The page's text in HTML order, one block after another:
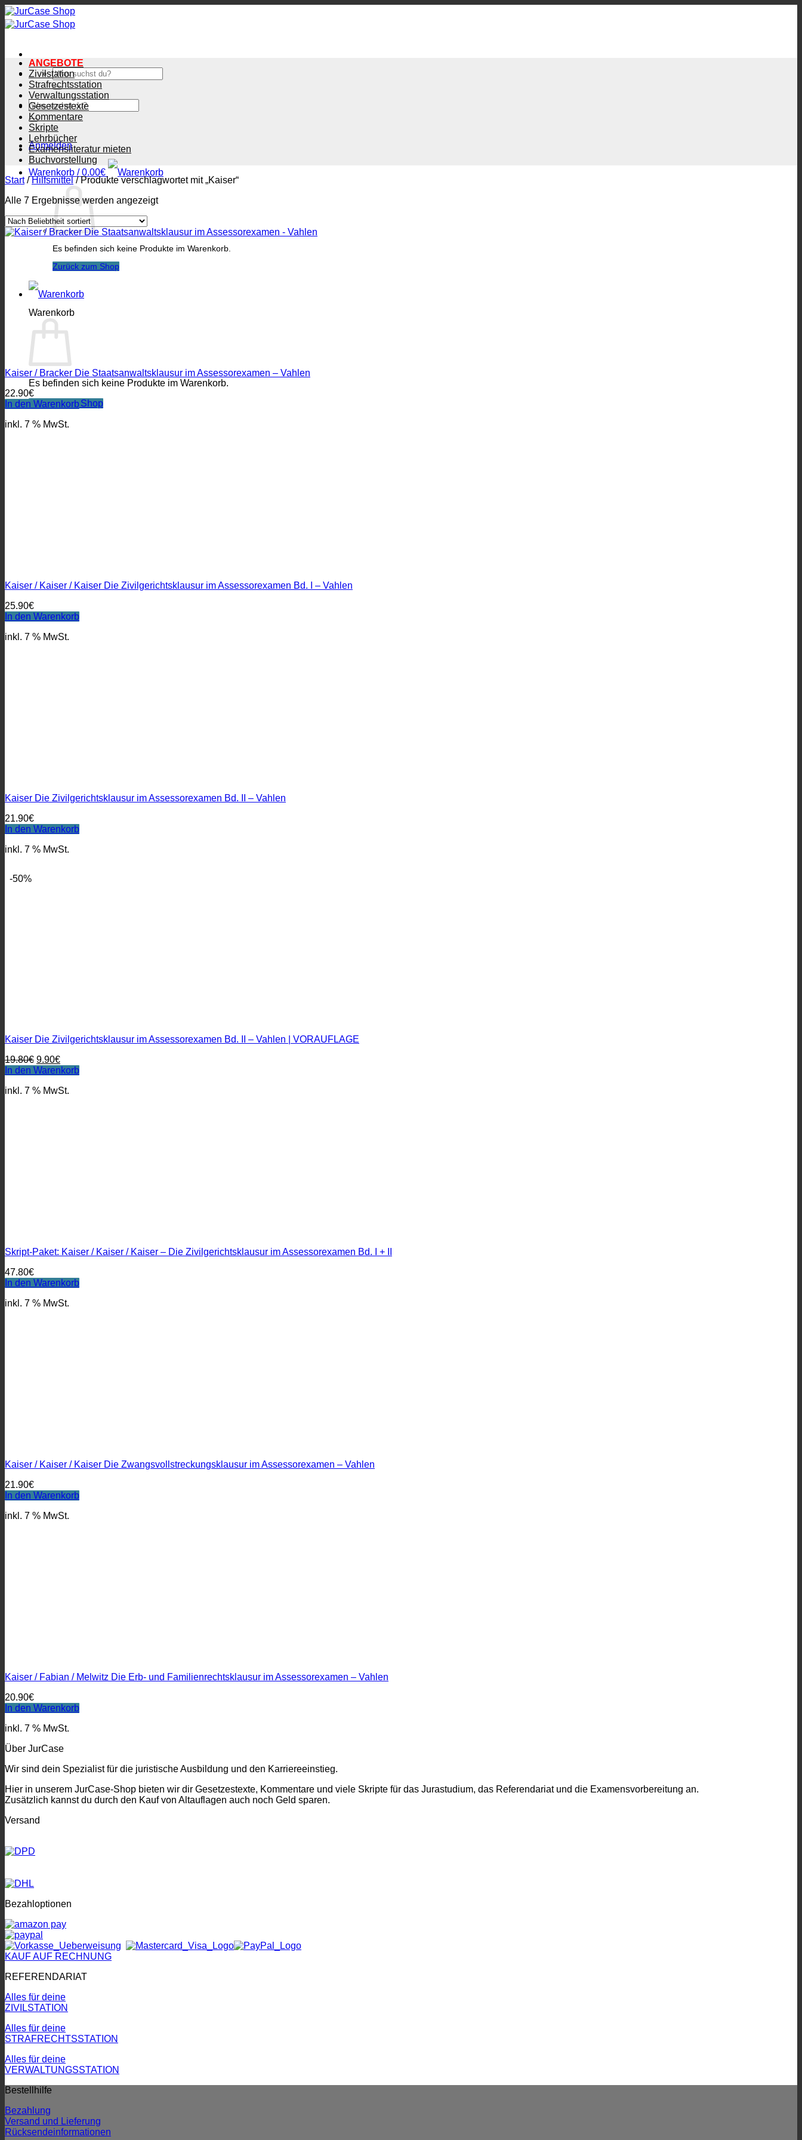
Zum
Inhalt
springen
Suchen
nach:
Suchen
nach:
Anmelden
Warenkorb /0.00€
Es befinden sich keine Produkte im Warenkorb.
Zurück zum Shop
Warenkorb
Es befinden sich keine Produkte im Warenkorb.
Zurück zum Shop
ANGEBOTE
Zivilstation
Strafrechtsstation
Verwaltungsstation
Gesetzestexte
Kommentare
Skripte
Lehrbücher
Examensliteratur mieten
Buchvorstellung
Start / Hilfsmittel /Produkte verschlagwortet mit „Kaiser“
Alle 7 Ergebnisse werden angezeigtNach
Kaiser / Bracker Die Staatsanwaltsklausur im Assessorexamen – Vahlen
22.90€
In den Warenkorb
inkl. 7 % MwSt.
Kaiser / Kaiser / Kaiser Die Zivilgerichtsklausur im Assessorexamen Bd. I – Vahlen
25.90€
In den Warenkorb
inkl. 7 % MwSt.
Kaiser Die Zivilgerichtsklausur im Assessorexamen Bd. II – Vahlen
21.90€
In den Warenkorb
inkl. 7 % MwSt.
-50%
Kaiser Die Zivilgerichtsklausur im Assessorexamen Bd. II – Vahlen | VORAUFLAGE
19.80€ Ursprünglicher
Preis
19.80€
9.90€Aktueller
Preis
9.90€.
In den Warenkorb
inkl. 7 % MwSt.
Skript-Paket: Kaiser / Kaiser / Kaiser – Die Zivilgerichtsklausur im Assessorexamen Bd. I + II
47.80€
In den Warenkorb
inkl. 7 % MwSt.
Kaiser / Kaiser / Kaiser Die Zwangsvollstreckungsklausur im Assessorexamen – Vahlen
21.90€
In den Warenkorb
inkl. 7 % MwSt.
Kaiser / Fabian / Melwitz Die Erb- und Familienrechtsklausur im Assessorexamen – Vahlen
20.90€
In den Warenkorb
inkl. 7 % MwSt.
Über JurCase
Wir sind dein Spezialist für die juristische Ausbildung und den Karriereeinstieg.
Hier in unserem JurCase-Shop bieten wir dir Gesetzestexte, Kommentare und viele Skripte für das Jurastudium, das Referendariat und die Examensvorbereitung an.
Zusätzlich kannst du durch den Kauf von Altauflagen auch noch Geld sparen.
Versand
Bezahloptionen
KAUF AUF RECHNUNG
REFERENDARIAT
Alles für deine
ZIVILSTATION
Alles für deine
STRAFRECHTSSTATION
Alles für deine
VERWALTUNGSSTATION
Bestellhilfe
Bezahlung
Versand und Lieferung
Rücksendeinformationen